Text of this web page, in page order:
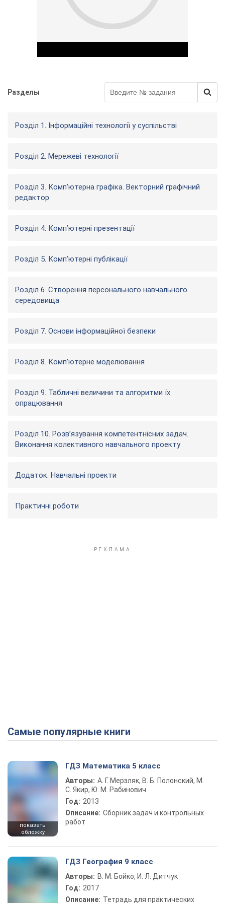
Разделы
Розділ 1. Інформаційні технології у суспільстві
Розділ 2. Мережеві технології
Розділ 3. Комп’ютерна графіка. Векторний графічний
редактор
Розділ 4. Комп’ютерні презентації
Розділ 5. Комп’ютерні публікації
Розділ 6. Створення персонального навчального
середовища
Розділ 7. Основи інформаційної безпеки
Розділ 8. Комп’ютерне моделювання
Розділ 9. Табличні величини та алгоритми їх
опрацювання
Розділ 10. Розв’язування компетентнісних задач.
Виконання колективного навчального проекту
Додаток. Навчальні проекти
Практичні роботи
Самые популярные книги
показать
обложку
ГДЗ Математика 5 класс
Авторы: А. Г. Мерзляк, В. Б. Полонский, М.
С. Якир, Ю. М. Рабинович
Год: 2013
Описание: Сборник задач и контрольных
работ
ГДЗ География 9 класс
Авторы: В. М. Бойко, И. Л. Дитчук
Год: 2017
Описание: Тетрадь для практических